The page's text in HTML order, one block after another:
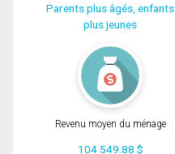
Parents plus âgés, enfants
plus jeunes
Revenu moyen du ménage
104 549.88 $